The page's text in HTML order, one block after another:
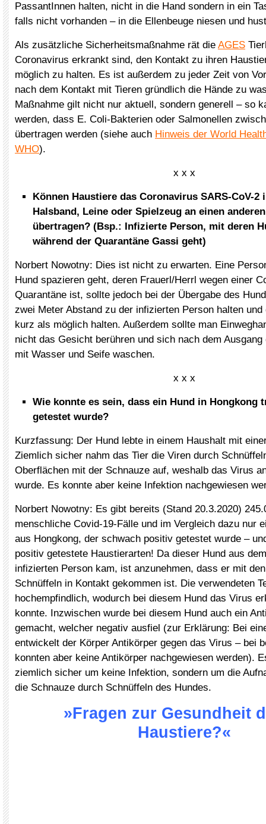
PassantInnen halten, nicht in die Hand sondern in ein
falls nicht vorhanden – in die Ellenbeuge niesen und
Als zusätzliche Sicherheitsmaßnahme rät die AGES
Coronavirus erkrankt sind, den Kontakt zu ihren
möglich zu halten. Es ist außerdem zu jeder Zeit von
nach dem Kontakt mit Tieren gründlich die Hände zu
Maßnahme gilt nicht nur aktuell, sondern generell – so
werden, dass E. Coli-Bakterien oder Salmonellen
übertragen werden (siehe auch Hinweis der World
WHO).
x x x
Können Haustiere das Coronavirus SARS-CoV-2
Halsband, Leine oder Spielzeug an einen
übertragen? (Bsp.: Infizierte Person, mit deren
während der Quarantäne Gassi geht)
Norbert Nowotny: Dies ist nicht zu erwarten. Eine
Hund spazieren geht, deren Frauerl/Herrl wegen einer
Quarantäne ist, sollte jedoch bei der Übergabe des
zwei Meter Abstand zu der infizierten Person halten und
kurz als möglich halten. Außerdem sollte man
nicht das Gesicht berühren und sich nach dem
mit Wasser und Seife waschen.
x x x
Wie konnte es sein, dass ein Hund in Hongkong
getestet wurde?
Kurzfassung: Der Hund lebte in einem Haushalt mit
Ziemlich sicher nahm das Tier die Viren durch
Oberflächen mit der Schnauze auf, weshalb das Virus
wurde. Es konnte aber keine Infektion nachgewiesen
Norbert Nowotny: Es gibt bereits (Stand 20.3.2020)
menschliche Covid-19-Fälle und im Vergleich dazu nur
aus Hongkong, der schwach positiv getestet wurde –
positiv getestete Haustierarten! Da dieser Hund aus
infizierten Person kam, ist anzunehmen, dass er mit
Schnüffeln in Kontakt gekommen ist. Die verwendeten
hochempfindlich, wodurch bei diesem Hund das Virus
konnte. Inzwischen wurde bei diesem Hund auch ein
gemacht, welcher negativ ausfiel (zur Erklärung: Bei
entwickelt der Körper Antikörper gegen das Virus – bei
konnten aber keine Antikörper nachgewiesen werden).
ziemlich sicher um keine Infektion, sondern um die
die Schnauze durch Schnüffeln des Hundes.
»Fragen zur Gesundheit
Haustiere?«